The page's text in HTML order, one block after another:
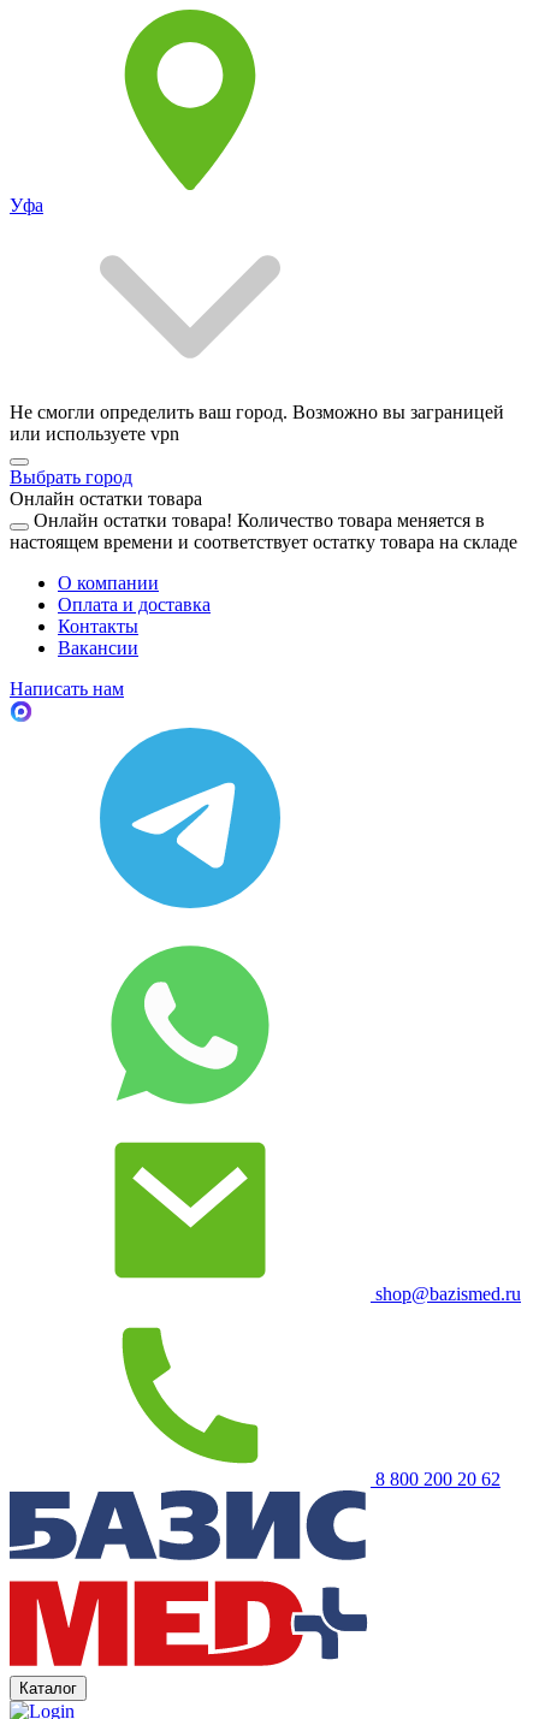
Уфа
Не смогли определить ваш город. Возможно вы заграницей
или используете vpn
Выбрать город
Онлайн остатки товара
Онлайн остатки товара! Количество товара меняется в
настоящем времени и соответствует остатку товара на складе
О компании
Оплата и доставка
Контакты
Вакансии
Написать нам
shop@bazismed.ru
8 800 200 20 62
Каталог